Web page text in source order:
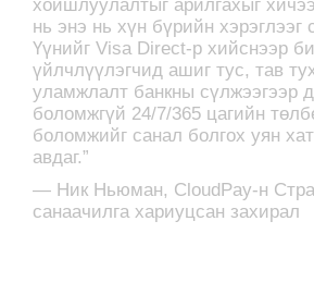
хойшлуулалтыг арилгахыг
нь энэ нь хүн бүрийн хэрэглээг
Үүнийг Visa Direct-р хийснээр
үйлчлүүлэгчид ашиг тус, тав
уламжлалт банкны сүлжээгээр
боломжгүй 24/7/365 цагийн
боломжийг санал болгох уян
авдаг.”
— Ник Ньюман, CloudPay-н
санаачилга хариуцсан захирал